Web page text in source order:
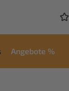
Angebote %